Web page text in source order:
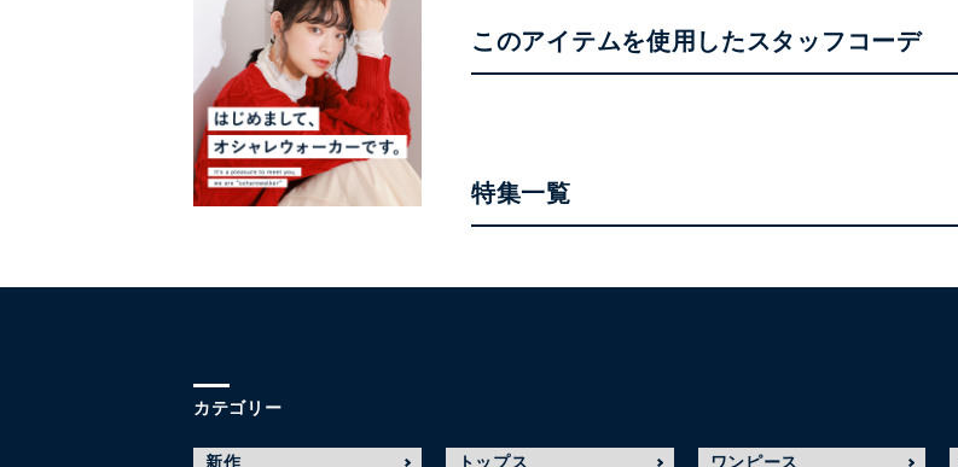
このアイテムを使用したスタッフコーデ
特集一覧
カテゴリー
新作 トップス ワンピース